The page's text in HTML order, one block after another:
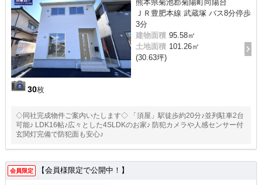
30枚
熊本県菊池郡菊陽町向陽台
ＪＲ豊肥本線 武蔵塚 バス8分停歩
3分
建物面積 95.58㎡
土地面積 101.26㎡
(30.63坪)
◇同社完成物件ご案内いたします◇ 「須屋」駅徒歩約20分♪並列駐車2台
可能♪ LDK16帖♪広々とした4SLDKのお家♪ 防犯カメラや人感センサー付
玄関灯完備で防犯面も安心♪
会員限定 【会員様限定で公開中！】